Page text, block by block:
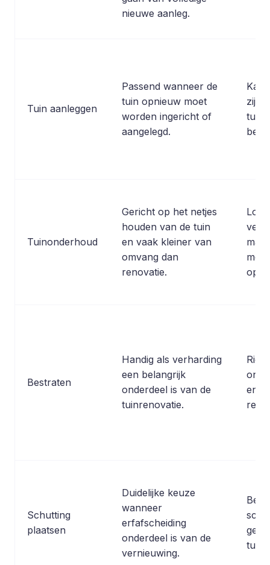
nieuwe aanleg.
Tuin aanleggen
Passend wanneer de
tuin opnieuw moet
worden ingericht of
aangelegd.
Kan
zijn
tuin
Tuinonderhoud
Gericht op het netjes
houden van de tuin
en vaak kleiner van
omvang dan
renovatie.
Lost
op.
Bestraten
Handig als verharding
een belangrijk
onderdeel is van de
tuinrenovatie.
en
Schutting
plaatsen
Duidelijke keuze
wanneer
erfafscheiding
onderdeel is van de
vernieuwing.